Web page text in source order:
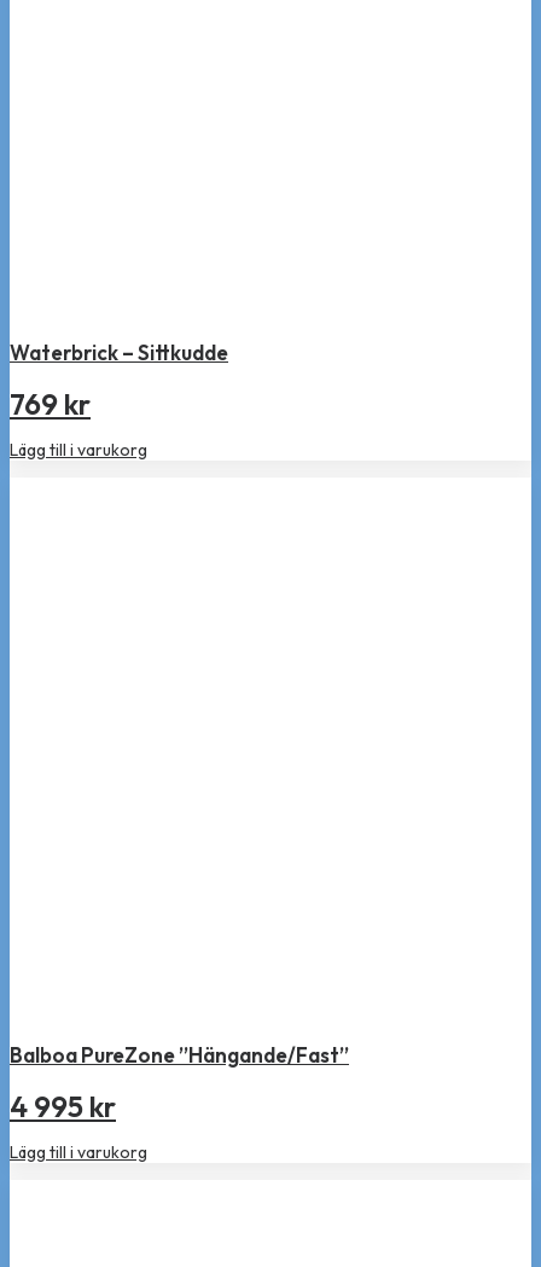
Waterbrick – Sittkudde
769 kr
Lägg till i varukorg
Balboa PureZone ”Hängande/Fast”
4 995 kr
Lägg till i varukorg